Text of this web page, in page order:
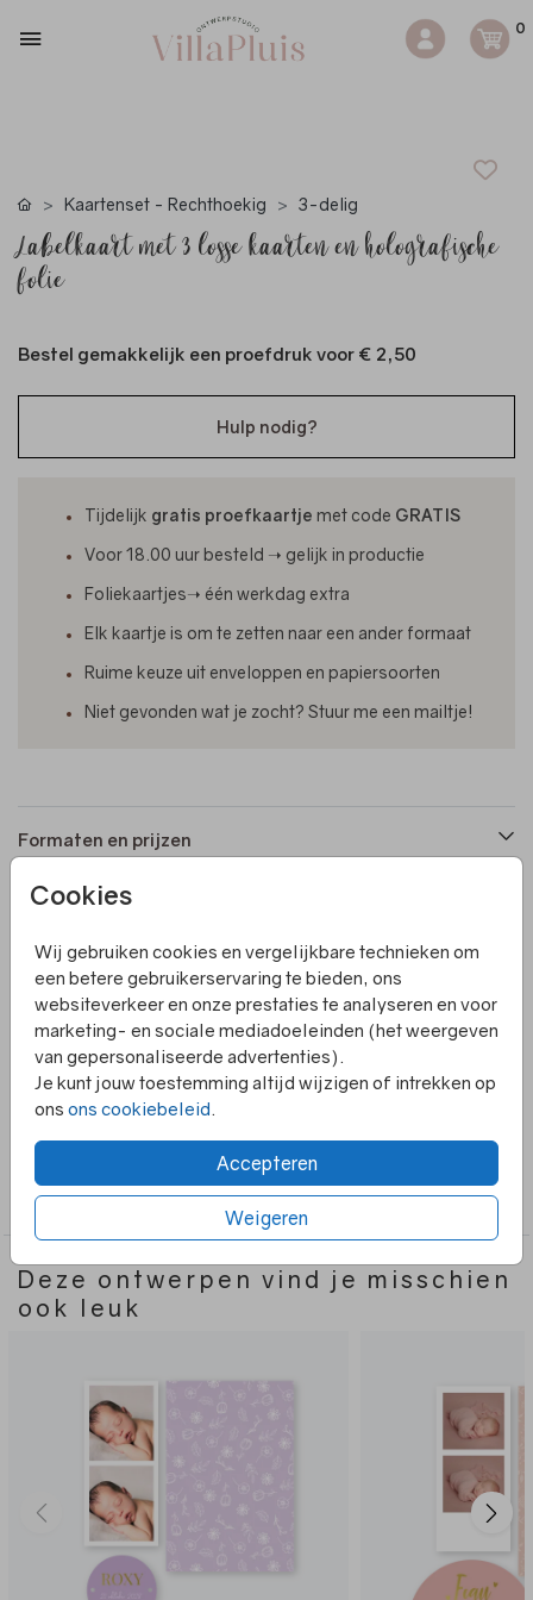
0
Cookies
Wij gebruiken cookies en vergelijkbare technieken om
een betere gebruikerservaring te bieden, ons
websiteverkeer en onze prestaties te analyseren en voor
marketing- en sociale mediadoeleinden (het weergeven
van gepersonaliseerde advertenties).
Je kunt jouw toestemming altijd wijzigen of intrekken op
ons ons cookiebeleid.
Accepteren
Weigeren
Kaartenset - Rechthoekig 3-delig
Labelkaart met 3 losse kaarten en holografische
folie
Bestel gemakkelijk een proefdruk voor € 2,50
Hulp nodig?
Tijdelijk gratis proefkaartje met code GRATIS
Voor 18.00 uur besteld ➝ gelijk in productie
Foliekaartjes➝ één werkdag extra
Elk kaartje is om te zetten naar een ander formaat
Ruime keuze uit enveloppen en papiersoorten
Niet gevonden wat je zocht? Stuur me een mailtje!
Formaten en prijzen
Productinformatie
Omschrijving
Deze labelkaart bestaat uit 3 losse kaarten met een halve
boogvorm. Het kaartje is afgewerkt met holografische
folie en kan naar wens aangepast worden. Hou de kaarten
bij elkaar met een mooie paperclip.
3-delig
Deze ontwerpen vind je misschien
ook leuk